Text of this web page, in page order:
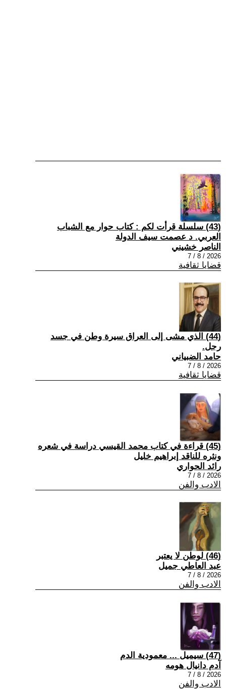
(43) سلسلة قرأت لكم : كتاب حوار مع الشباب
العربي. د عصمت سيف الدولة
الناصر خشيني
2026 / 8 / 7
قضايا ثقافية
(44) الذي مشى إلى العراق سيرة وطن في جسد
رجل.
حامد الضبياني
2026 / 8 / 7
قضايا ثقافية
(45) قراءة في كتاب محمد القيسي دراسة في شعره
ونثره للناقد إبراهيم خليل
رائد الحواري
2026 / 8 / 7
الادب والفن
(46) لوطن لا يعتبر
عبد العاطي جميل
2026 / 8 / 7
الادب والفن
(47) سيميل ... معمودية الدم
آدم دانيال هومه
2026 / 8 / 7
الادب والفن